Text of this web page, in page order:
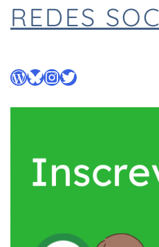
REDES
WordPress
Bluesky
Instagram
Twitter